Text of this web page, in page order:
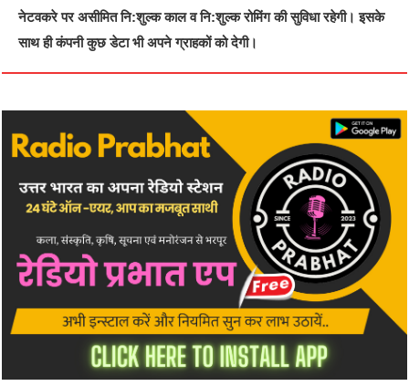
नेटवकरे पर असीमित नि:शुल्क काल व नि:शुल्क रोमिंग की सुविधा रहेगी। इसके
साथ ही कंपनी कुछ डेटा भी अपने ग्राहकों को देगी।